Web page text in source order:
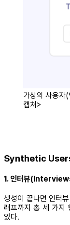
가상의 사용
캡처>
Synthetic Users:
1. 인터뷰
생성이 끝나면 인터
래프까지 총 세 가지
있다.